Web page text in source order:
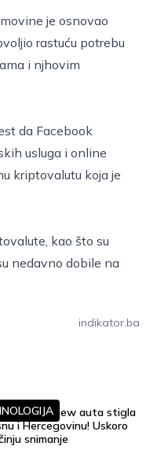
je osnovao
rastuću potrebu
i njhovim
da Facebook
usluga i online
kriptovalutu koja je
kao što su
nedavno dobile na
indikator.ba
Street View auta stigla
i Hercegovinu! Uskoro
snimanje